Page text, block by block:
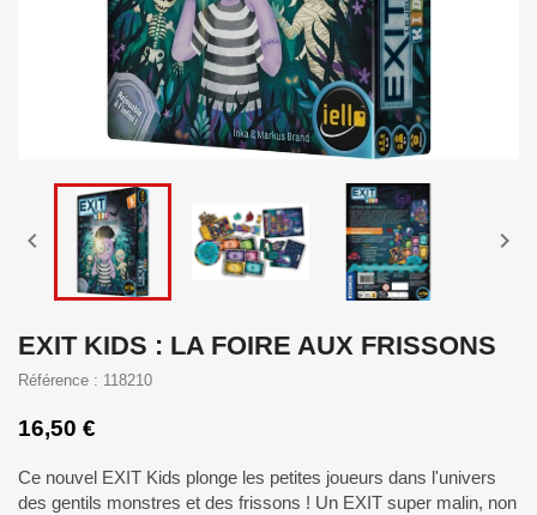
 
EXIT KIDS : LA FOIRE AUX FRISSONS
Référence : 118210
16,50 €
Ce nouvel EXIT Kids plonge les petites joueurs dans l'univers
des gentils monstres et des frissons ! Un EXIT super malin, non